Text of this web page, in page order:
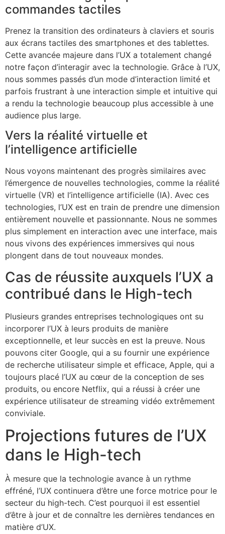
commandes tactiles
Prenez la transition des ordinateurs à claviers et souris
aux écrans tactiles des smartphones et des tablettes.
Cette avancée majeure dans l’UX a totalement changé
notre façon d’interagir avec la technologie. Grâce à l’UX,
nous sommes passés d’un mode d’interaction limité et
parfois frustrant à une interaction simple et intuitive qui
a rendu la technologie beaucoup plus accessible à une
audience plus large.
Vers la réalité virtuelle et
l’intelligence artificielle
Nous voyons maintenant des progrès similaires avec
l’émergence de nouvelles technologies, comme la réalité
virtuelle (VR) et l’intelligence artificielle (IA). Avec ces
technologies, l’UX est en train de prendre une dimension
entièrement nouvelle et passionnante. Nous ne sommes
plus simplement en interaction avec une interface, mais
nous vivons des expériences immersives qui nous
plongent dans de tout nouveaux mondes.
Cas de réussite auxquels l’UX a
contribué dans le High-tech
Plusieurs grandes entreprises technologiques ont su
incorporer l’UX à leurs produits de manière
exceptionnelle, et leur succès en est la preuve. Nous
pouvons citer Google, qui a su fournir une expérience
de recherche utilisateur simple et efficace, Apple, qui a
toujours placé l’UX au cœur de la conception de ses
produits, ou encore Netflix, qui a réussi à créer une
expérience utilisateur de streaming vidéo extrêmement
conviviale.
Projections futures de l’UX
dans le High-tech
À mesure que la technologie avance à un rythme
effréné, l’UX continuera d’être une force motrice pour le
secteur du high-tech. C’est pourquoi il est essentiel
d’être à jour et de connaître les dernières tendances en
matière d’UX.